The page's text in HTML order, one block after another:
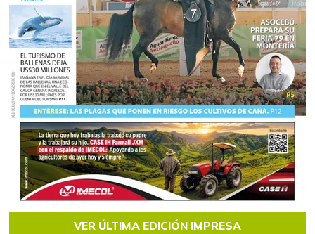
VER ÚLTIMA EDICIÓN IMPRESA